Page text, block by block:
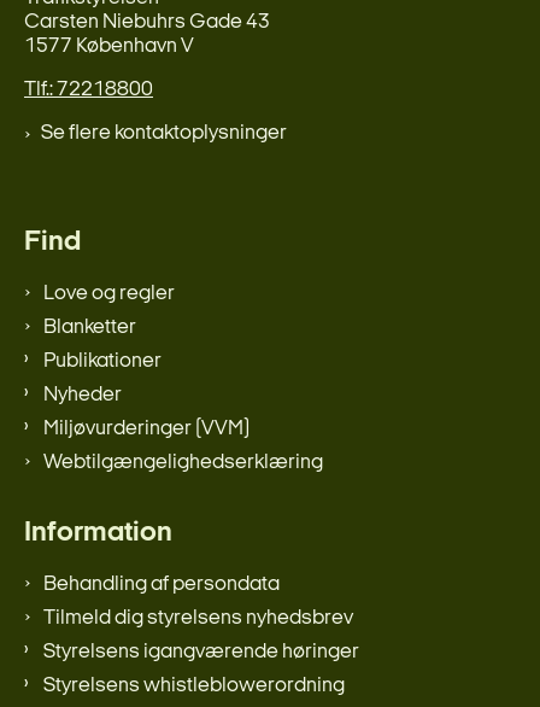
Carsten Niebuhrs Gade 43
1577 København V
Tlf.: 72218800
Se flere kontaktoplysninger
Find
Love og regler
Blanketter
Publikationer
Nyheder
Miljøvurderinger (VVM)
Webtilgængelighedserklæring
Information
Behandling af persondata
Tilmeld dig styrelsens nyhedsbrev
Styrelsens igangværende høringer
Styrelsens whistleblowerordning